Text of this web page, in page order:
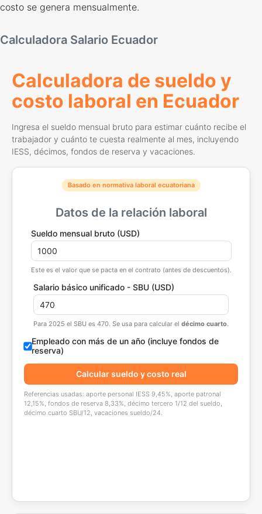
costo se genera mensualmente.
Calculadora Salario Ecuador
Calculadora de sueldo y
costo laboral en Ecuador
Ingresa el sueldo mensual bruto para estimar cuánto recibe el
trabajador y cuánto te cuesta realmente al mes, incluyendo
IESS, décimos, fondos de reserva y vacaciones.
Basado en normativa laboral ecuatoriana
Datos de la relación laboral
Sueldo mensual bruto (USD)
Este es el valor que se pacta en el contrato (antes de descuentos).
Salario básico unificado - SBU (USD)
Para 2025 el SBU es 470. Se usa para calcular el décimo cuarto.
Empleado con más de un año (incluye fondos de
reserva)
Calcular sueldo y costo real
Referencias usadas: aporte personal IESS 9,45%, aporte patronal
12,15%, fondos de reserva 8,33%, décimo tercero 1/12 del sueldo,
décimo cuarto SBU/12, vacaciones sueldo/24.